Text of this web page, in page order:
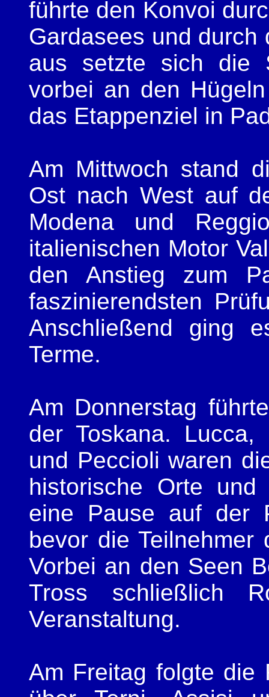
führte den Konvoi
Gardasees und durch
aus setzte sich die
vorbei an den
das Etappenziel in
Am Mittwoch stand
Ost nach West auf
Modena und
italienischen Motor
den Anstieg zum
faszinierendsten
Anschließend ging
Terme.
Am Donnerstag
der Toskana. Lucca,
und Peccioli waren
historische Orte und
eine Pause auf der
bevor die Teilnehmer
Vorbei an den Seen
Tross schließlich
Veranstaltung.
Am Freitag folgte die